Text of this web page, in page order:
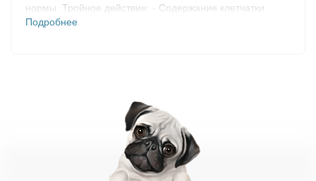
нормы. Тройное действие: - Содержание клетчатки
различных типов, в том числе подорожника,
избыточного веса. - Содержит L-карнитин, участвующий
в метаболизме жиров. Доказанный результат: При
использовании исключительно корма LIGHT WEIGHT
CARE суточное потребление калорий снижается на
17%*, полностью удовлетворяя аппетит кошки.
*Внутреннее исследование компании Royal Canin, 2006
Подробнее